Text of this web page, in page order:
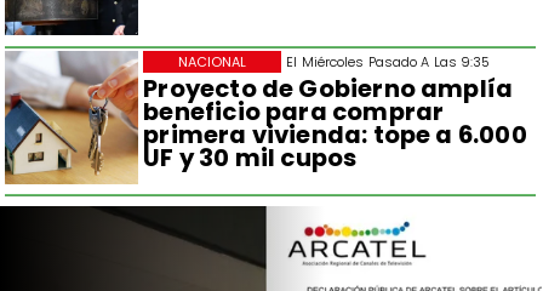
El Miércoles Pasado A Las 9:35
Proyecto de Gobierno amplía
beneficio para comprar
primera vivienda: tope a 6.000
UF y 30 mil cupos
NACIONAL